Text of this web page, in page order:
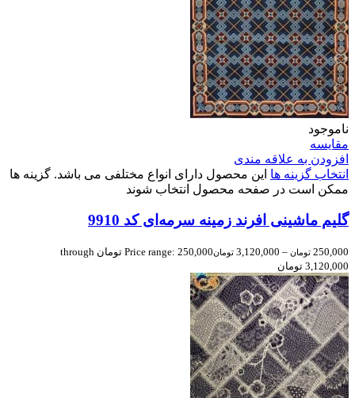
ناموجود
مقایسه
افزودن به علاقه مندی
انتخاب گزینه ها این محصول دارای انواع مختلفی می باشد. گزینه ها
ممکن است در صفحه محصول انتخاب شوند
گلیم ماشینی افرند زمینه سرمه‌ای کد 9910
250,000 تومان –
3,120,000 تومان
Price range: 250,000 تومان through
3,120,000 تومان